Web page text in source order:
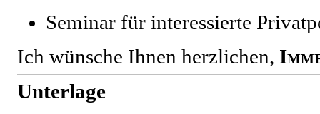
Seminar für interessierte
Ich wünsche Ihnen herzlichen,
Unterlage